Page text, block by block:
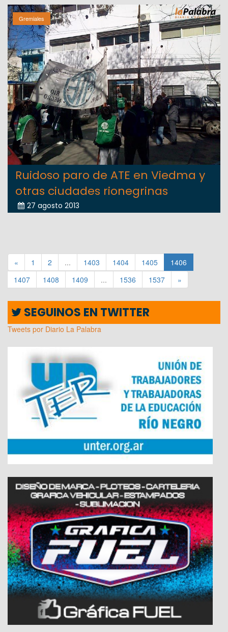
Gremiales
Ruidoso paro de ATE en Viedma y
otras ciudades rionegrinas
27 agosto 2013
« 1 2 ... 1403 1404 1405
1406
1407
1408 1409 ... 1536 1537 »
SEGUINOS EN TWITTER
Tweets por Diario La Palabra